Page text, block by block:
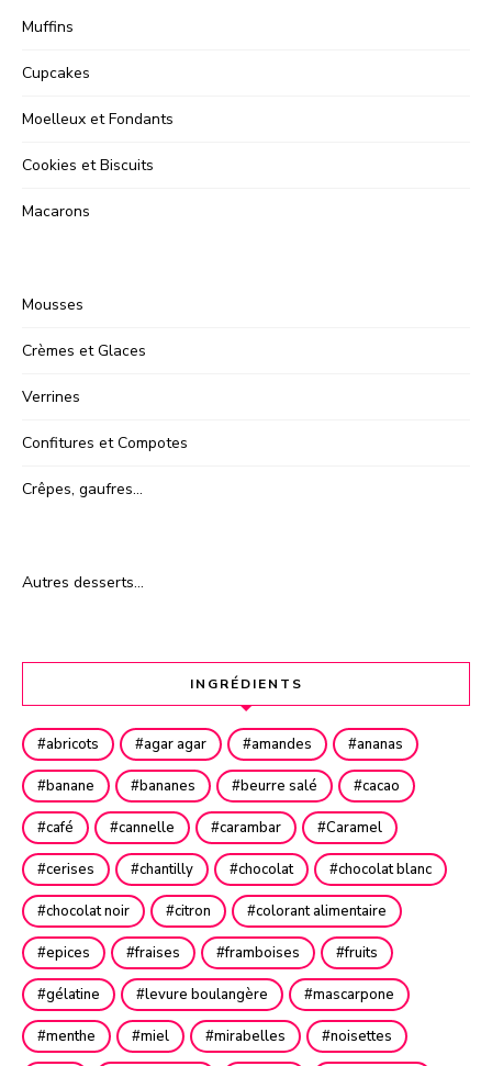
Muffins
Cupcakes
Moelleux et Fondants
Cookies et Biscuits
Macarons
Mousses
Crèmes et Glaces
Verrines
Confitures et Compotes
Crêpes, gaufres…
Autres desserts…
INGRÉDIENTS
abricots agar agar amandes ananas
banane bananes beurre salé cacao
café cannelle carambar Caramel
cerises chantilly chocolat chocolat blanc
chocolat noir citron colorant alimentaire
epices fraises framboises fruits
gélatine levure boulangère mascarpone
menthe miel mirabelles noisettes